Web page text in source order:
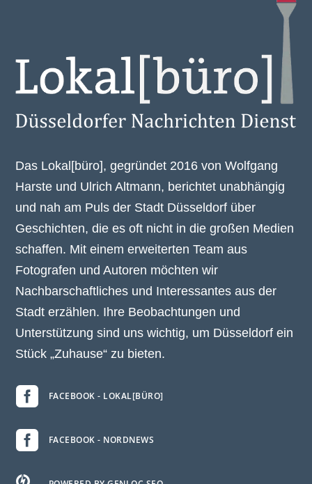
Das Lokal[büro], gegründet 2016 von Wolfgang
Harste und Ulrich Altmann, berichtet unabhängig
und nah am Puls der Stadt Düsseldorf über
Geschichten, die es oft nicht in die großen Medien
schaffen. Mit einem erweiterten Team aus
Fotografen und Autoren möchten wir
Nachbarschaftliches und Interessantes aus der
Stadt erzählen. Ihre Beobachtungen und
Unterstützung sind uns wichtig, um Düsseldorf ein
Stück „Zuhause“ zu bieten.
 FACEBOOK - LOKAL[BÜRO]
 FACEBOOK - NORDNEWS